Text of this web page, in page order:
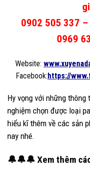
0902 505 337 –
0969
Website:
Facebook:https://
Hy vọng với những
nghiệm chọn được loại
hiểu kĩ thêm về các sản
nay nhé.
🔔🔔🔔 Xem thêm